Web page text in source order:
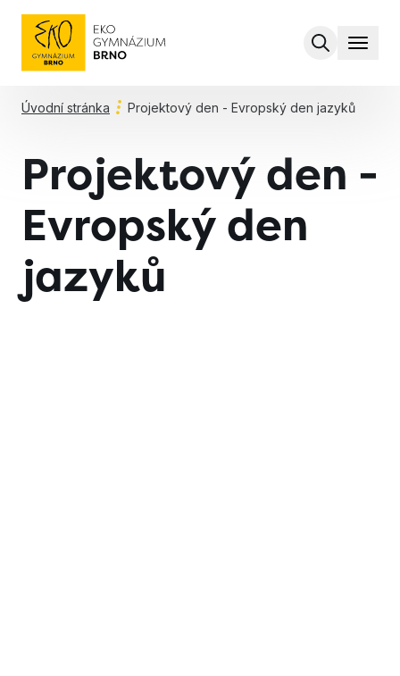
MENU
Úvodní stránka Projektový den - Evropský den jazyků
Projektový den -
Evropský den
jazyků